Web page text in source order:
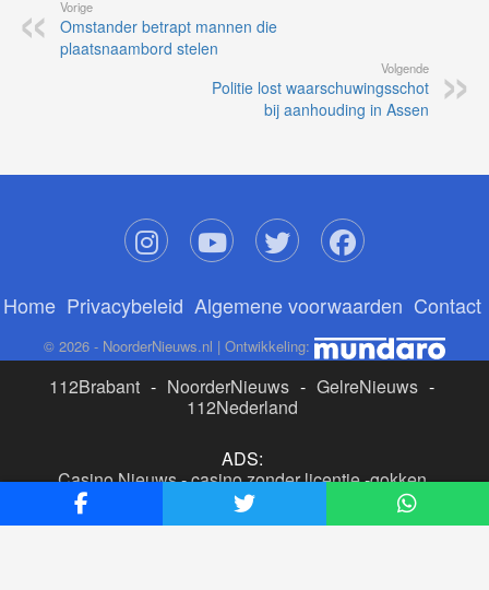
Vorige
Omstander betrapt mannen die
plaatsnaambord stelen
Volgende
Politie lost waarschuwingsschot
bij aanhouding in Assen
Home Privacybeleid Algemene voorwaarden Contact
© 2026 - NoorderNieuws.nl | Ontwikkeling:
112Brabant - NoorderNieuws - GelreNieuws -
112Nederland
ADS:
Casino Nieuws-casino zonder licentie-gokken
buitenlandse site
beste online casino nederland